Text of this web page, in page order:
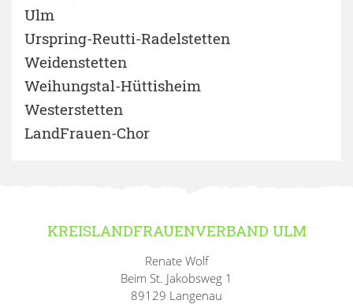
Ulm
Urspring-Reutti-Radelstetten
Weidenstetten
Weihungstal-Hüttisheim
Westerstetten
LandFrauen-Chor
KREISLANDFRAUENVERBAND ULM
Renate Wolf
Beim St. Jakobsweg 1
89129 Langenau